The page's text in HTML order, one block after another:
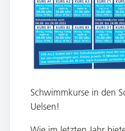
Schwimmkurse in den
Uelsen!